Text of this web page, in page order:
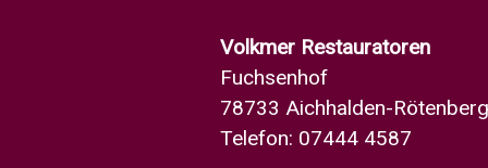
Volkmer Restauratoren
Fuchsenhof
78733 Aichhalden-Rötenberg
Telefon: 07444 4587